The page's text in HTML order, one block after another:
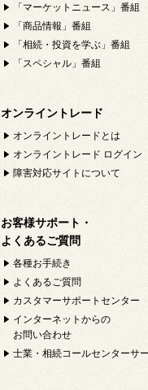
「マーケットニュース」番組
「商品情報」番組
「相続・投資を学ぶ」番組
「スペシャル」番組
オンライントレード
オンライントレードとは
オンライントレード ログイン
障害対応サイトについて
お客様サポート・
よくあるご質問
各種お手続き
よくあるご質問
カスタマーサポートセンター
インターネットからの
お問い合わせ
士業・相続コールセンターサ